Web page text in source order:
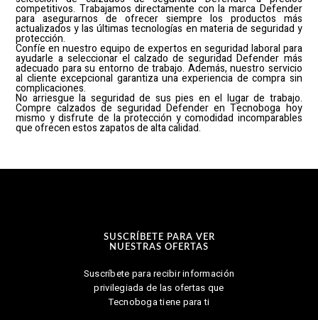
competitivos. Trabajamos directamente con la marca Defender
para asegurarnos de ofrecer siempre los productos más
actualizados y las últimas tecnologías en materia de seguridad y
protección.
Confíe en nuestro equipo de expertos en seguridad laboral para
ayudarle a seleccionar el calzado de seguridad Defender más
adecuado para su entorno de trabajo. Además, nuestro servicio
al cliente excepcional garantiza una experiencia de compra sin
complicaciones.
No arriesgue la seguridad de sus pies en el lugar de trabajo.
Compre calzados de seguridad Defender en Tecnoboga hoy
mismo y disfrute de la protección y comodidad incomparables
que ofrecen estos zapatos de alta calidad.
SUSCRÍBETE PARA VER
NUESTRAS OFERTAS
Suscríbete para recibir información
privilegiada de las ofertas que
Tecnoboga tiene para ti